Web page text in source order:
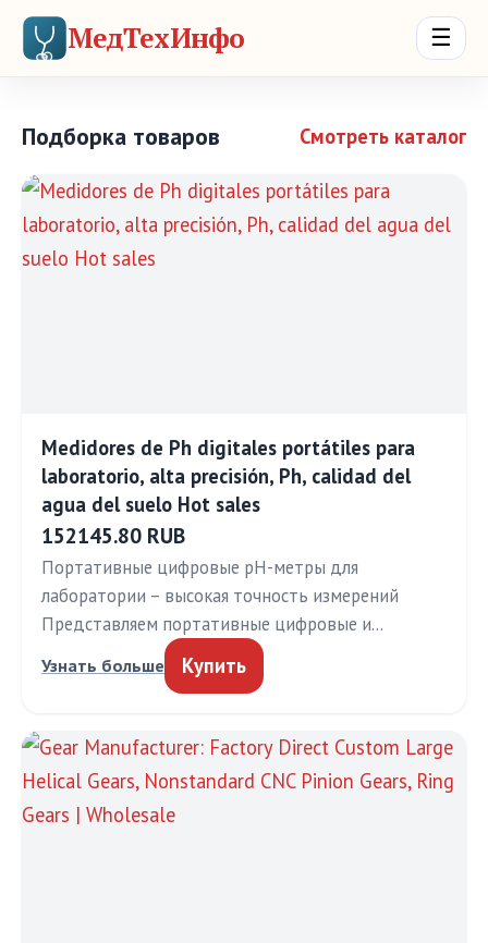
МедТехИнфо ☰
Подборка товаров Смотреть каталог
Medidores de Ph digitales portátiles para
laboratorio, alta precisión, Ph, calidad del
agua del suelo Hot sales
152145.80 RUB
Портативные цифровые pH-метры для
лаборатории – высокая точность измерений
Представляем портативные цифровые и…
Узнать больше Купить